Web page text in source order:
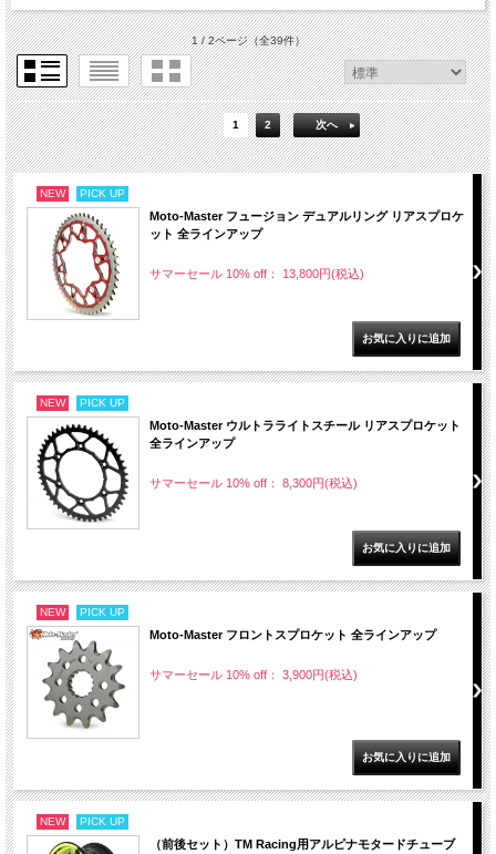
1 / 2ページ（全39件）
1 2 次へ
NEW PICK UP
Moto-Master フュージョン デュアルリング リアスプロケ
ット 全ラインアップ
サマーセール 10% off： 13,800円(税込)
NEW PICK UP
Moto-Master ウルトラライトスチール リアスプロケット
全ラインアップ
サマーセール 10% off： 8,300円(税込)
NEW PICK UP
Moto-Master フロントスプロケット 全ラインアップ
サマーセール 10% off： 3,900円(税込)
NEW PICK UP
（前後セット）TM Racing用アルピナモタードチューブ